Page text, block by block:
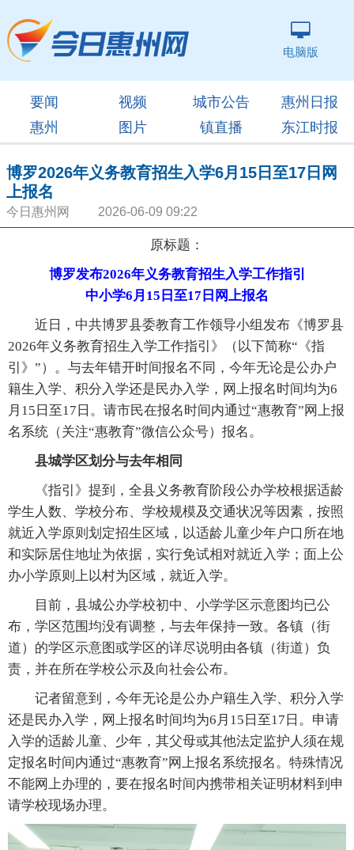
电脑版
要闻 视频 城市公告
惠州日报
惠州
图片 镇直播 东江时报
博罗2026年义务教育招生入学6月15日至17日网
上报名
今日惠州网 2026-06-09 09:22
原标题：
博罗发布2026年义务教育招生入学工作指引
中小学6月15日至17日网上报名
近日，中共博罗县委教育工作领导小组发布《博罗县
2026年义务教育招生入学工作指引》（以下简称“《指
引》”）。与去年错开时间报名不同，今年无论是公办户
籍生入学、积分入学还是民办入学，网上报名时间均为6
月15日至17日。请市民在报名时间内通过“惠教育”网上报
名系统（关注“惠教育”微信公众号）报名。
县城学区划分与去年相同
《指引》提到，全县义务教育阶段公办学校根据适龄
学生人数、学校分布、学校规模及交通状况等因素，按照
就近入学原则划定招生区域，以适龄儿童少年户口所在地
和实际居住地址为依据，实行免试相对就近入学；面上公
办小学原则上以村为区域，就近入学。
目前，县城公办学校初中、小学学区示意图均已公
布，学区范围均没有调整，与去年保持一致。各镇（街
道）的学区示意图或学区的详尽说明由各镇（街道）负
责，并在所在学校公示及向社会公布。
记者留意到，今年无论是公办户籍生入学、积分入学
还是民办入学，网上报名时间均为6月15日至17日。申请
入学的适龄儿童、少年，其父母或其他法定监护人须在规
定报名时间内通过“惠教育”网上报名系统报名。特殊情况
不能网上办理的，要在报名时间内携带相关证明材料到申
请学校现场办理。